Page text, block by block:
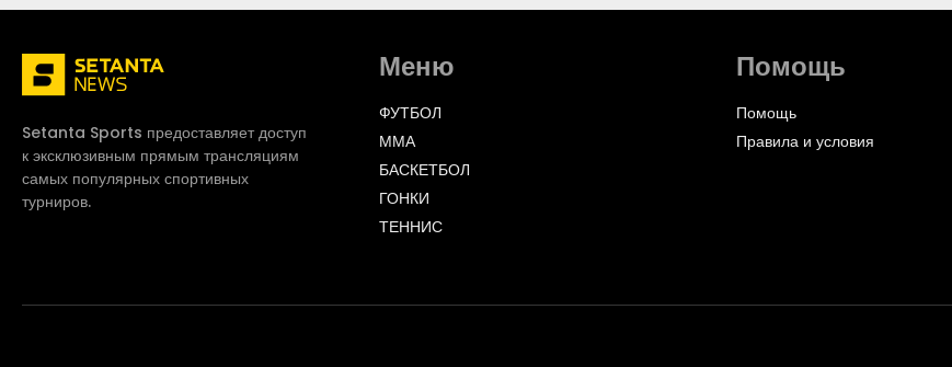
Setanta Sports предоставляет доступ
к эксклюзивным прямым трансляциям
самых популярных спортивных
турниров.
Меню
ФУТБОЛ
ММА
БАСКЕТБОЛ
ГОНКИ
ТЕННИС
Помощь
Помощь
Правила и условия